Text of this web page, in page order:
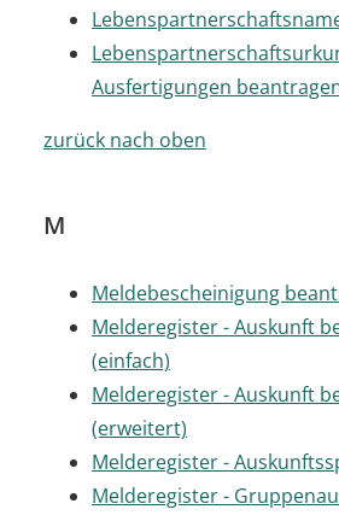
Ausfertigungen
zurück nach oben
M
Meldebescheinigung
Melderegister - Auskunft
(einfach)
Melderegister - Auskunft
(erweitert)
Melderegister -
Melderegister -